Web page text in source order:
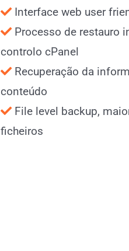
Interface web user
Processo de restauro
controlo cPanel
Recuperação da
conteúdo
File level backup,
ficheiros